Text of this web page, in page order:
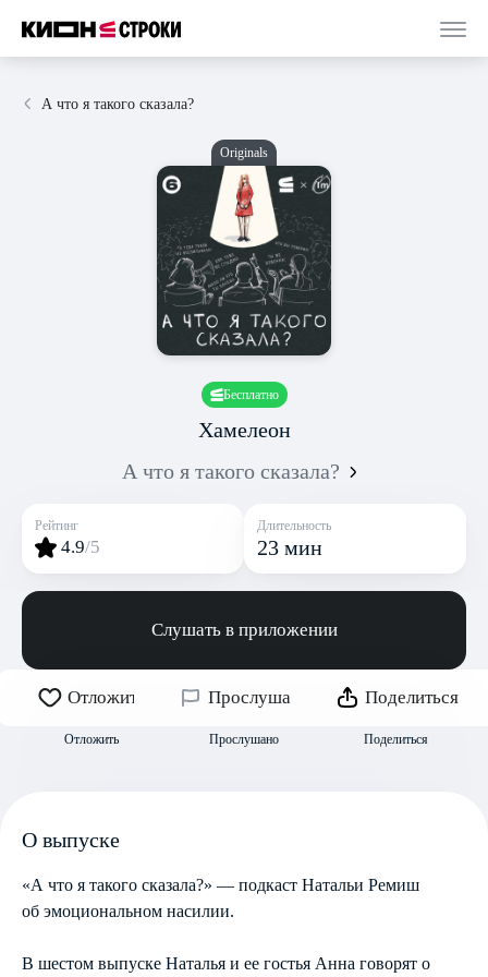
А что я такого сказала?
Originals
Бесплатно
Хамелеон
А что я такого сказала?
Рейтинг
4.9/5
Длительность
23 мин
Слушать в приложении
Отложить
Отложить
Прослушано
Прослушано
Поделиться
Поделиться
О выпуске
«А что я такого сказала?» — подкаст Натальи Ремиш
об эмоциональном насилии.
В шестом выпуске Наталья и ее гостья Анна говорят о